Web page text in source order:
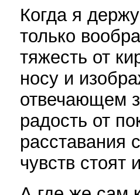
Когда я
только
тяжесть от
носу и
отвечающем
радость от
расставания
чувств